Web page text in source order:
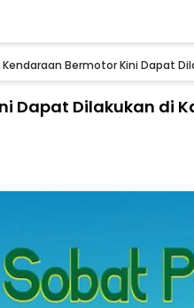
Kendaraan Bermotor Kini Dapat
Dapat Dilakukan di